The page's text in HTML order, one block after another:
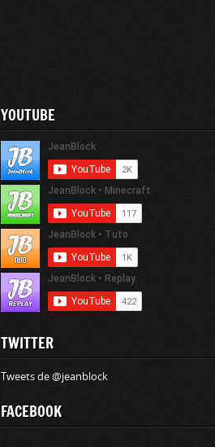
YOUTUBE
TWITTER
Tweets de @jeanblock
FACEBOOK